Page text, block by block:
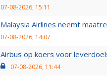
07-08-2026, 15:11
Malaysia Airlines neemt
07-08-2026, 14:07
Airbus op koers voor
07-08-2026, 11:44